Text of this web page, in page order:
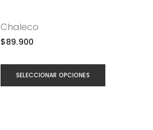
Chaleco
$89.900
SELECCIONAR OPCIONES